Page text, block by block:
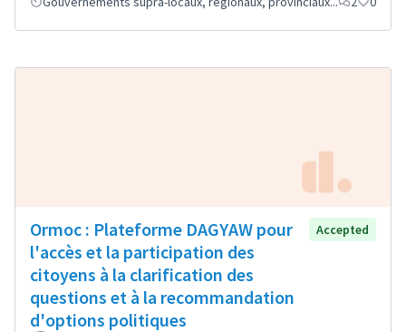
Ormoc : Plateforme DAGYAW pour
l'accès et la participation des
citoyens à la clarification des
questions et à la recommandation
d'options politiques
Accepted